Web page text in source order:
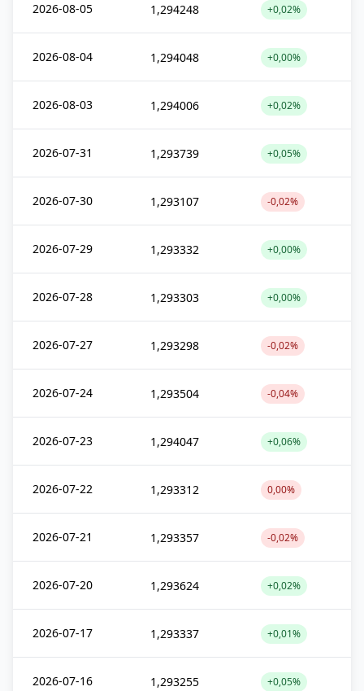
2026-08-05 1,294248 +0,02%
2026-08-04 1,294048 +0,00%
2026-08-03 1,294006 +0,02%
2026-07-31 1,293739 +0,05%
2026-07-30 1,293107 -0,02%
2026-07-29 1,293332 +0,00%
2026-07-28 1,293303 +0,00%
2026-07-27 1,293298 -0,02%
2026-07-24 1,293504 -0,04%
2026-07-23 1,294047 +0,06%
2026-07-22 1,293312 0,00%
2026-07-21 1,293357 -0,02%
2026-07-20 1,293624 +0,02%
2026-07-17 1,293337 +0,01%
2026-07-16 1,293255 +0,05%